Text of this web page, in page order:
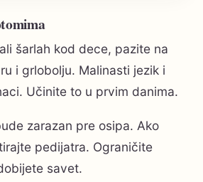
šarlah kod dece, pazite na
i grlobolju. Malinasti jezik i
Učinite to u prvim danima.
zarazan pre osipa. Ako
pedijatra. Ograničite
savet.